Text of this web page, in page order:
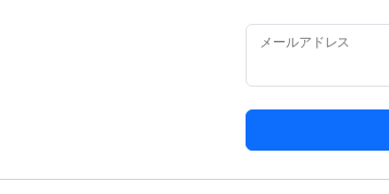
メールアドレス